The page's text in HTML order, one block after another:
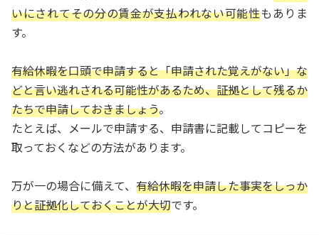
いにされてその分の賃金が支払われない可能性もありま
す。
有給休暇を口頭で申請すると「申請された覚えがない」な
どと言い逃れされる可能性があるため、証拠として残るか
たちで申請しておきましょう。
たとえば、メールで申請する、申請書に記載してコピーを
取っておくなどの方法があります。
万が一の場合に備えて、 有給休暇を申請した事実をしっか
りと証拠化しておくことが大切です。